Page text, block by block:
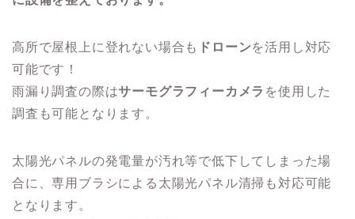
高所で屋根上に登れない場合も ドローンを活用し対応
可能です！
雨漏り調査の際はサーモグラフィーカメラ を使用した
調査も可能となります。
太陽光パネルの発電量が汚れ等で低下してしまった場
合に、専用ブラシによる太陽光パネル清掃も対応可能
となります。